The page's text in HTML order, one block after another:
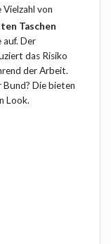
von
Taschen
auf. Der
das Risiko
der Arbeit.
Die bieten
Look.